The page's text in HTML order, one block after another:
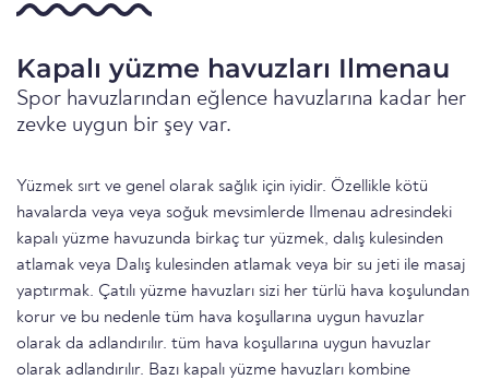
Kapalı yüzme havuzları Ilmenau
Spor havuzlarından eğlence havuzlarına kadar her
zevke uygun bir şey var.
Yüzmek sırt ve genel olarak sağlık için iyidir. Özellikle kötü
havalarda veya veya soğuk mevsimlerde Ilmenau adresindeki
kapalı yüzme havuzunda birkaç tur yüzmek, dalış kulesinden
atlamak veya Dalış kulesinden atlamak veya bir su jeti ile masaj
yaptırmak. Çatılı yüzme havuzları sizi her türlü hava koşulundan
korur ve bu nedenle tüm hava koşullarına uygun havuzlar
olarak da adlandırılır. tüm hava koşullarına uygun havuzlar
olarak adlandırılır. Bazı kapalı yüzme havuzları kombine